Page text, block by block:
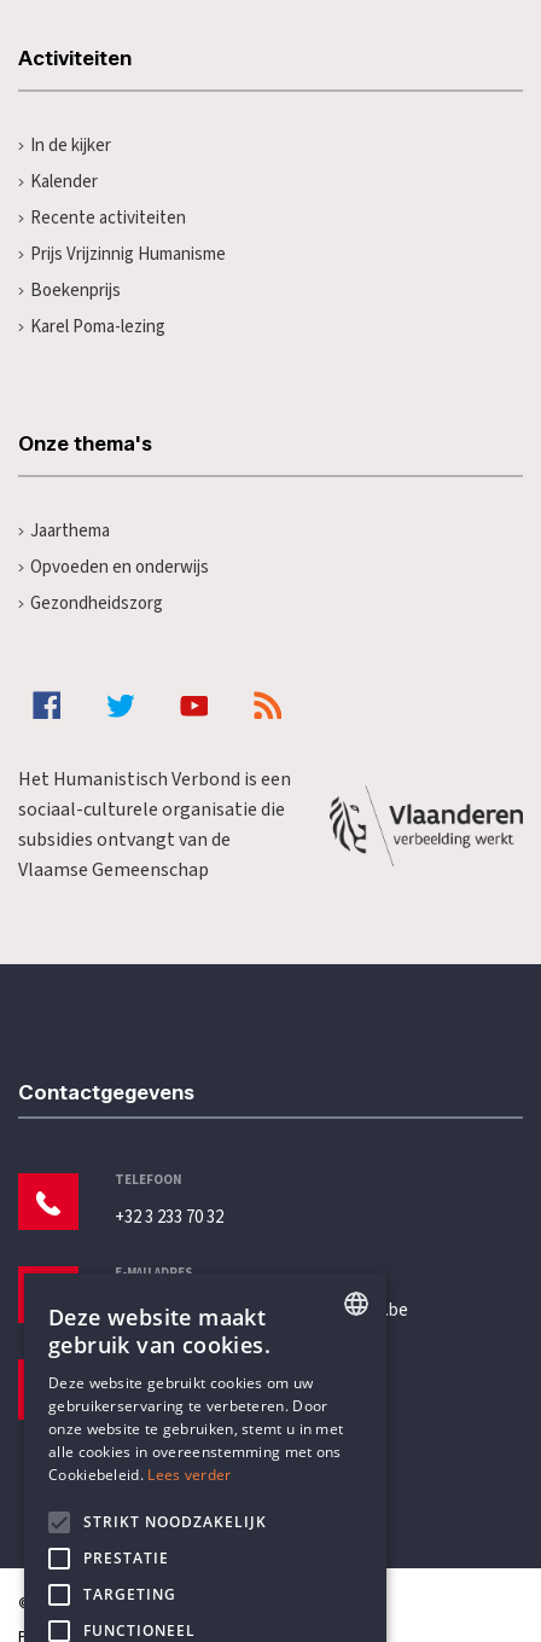
Activiteiten
In de kijker
Kalender
Recente activiteiten
Prijs Vrijzinnig Humanisme
Boekenprijs
Karel Poma-lezing
Onze thema's
Jaarthema
Opvoeden en onderwijs
Gezondheidszorg
Het Humanistisch Verbond is een
sociaal-culturele organisatie die
subsidies ontvangt van de
Vlaamse Gemeenschap
Contactgegevens
TELEFOON
+32 3 233 70 32
E-MAILADRES
secretariaat@humanistischverbond.be
Pottenbrug 4
Antwerpen, 2000
© Humanistisch Verbond 2026
DUTCH
Deze website maakt
gebruik van cookies.
Deze website gebruikt cookies om uw
gebruikerservaring te verbeteren. Door
onze website te gebruiken, stemt u in met
alle cookies in overeenstemming met ons
Cookiebeleid. Lees verder
STRIKT NOODZAKELIJK
PRESTATIE
TARGETING
FUNCTIONEEL